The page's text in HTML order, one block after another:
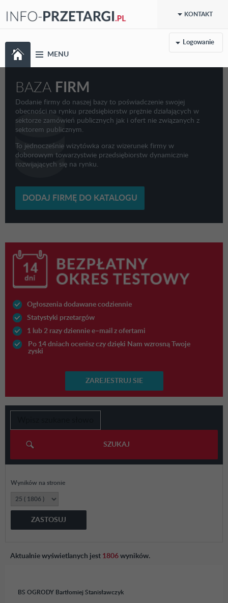
KONTAKT
MENU
Logowanie
BAZA FIRM
Dodanie firmy do naszej bazy to poświadczenie swojej
obecności na rynku przedsiębiorstw prężnie działających w
sektorze zamówień publicznych jak i ofert nie związanych z
sektorem publicznym.
To jednocześnie wizytówka oraz wizerunek firmy w
doborowym towarzystwie przedsiębiorstw dynamicznie
rozwijających się na rynku.
DODAJ FIRMĘ DO KATALOGU
Ogłoszenia dodawane codziennie
Statystyki przetargów
1 lub 2 razy dziennie e–mail z ofertami
Po 14 dniach ocenisz czy dzięki Nam wzrosną Twoje
zyski
ZAREJESTRUJ SIE
SZUKAJ
Wyników na stronie
ZASTOSUJ
Aktualnie wyświetlanych jest 1806 wyników.
BS OGRODY Bartłomiej Stanisławczyk